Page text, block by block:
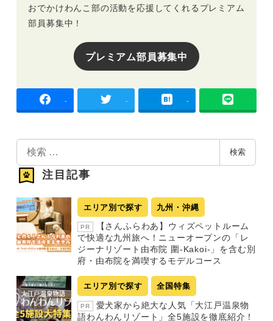
おでかけわんこ部の活動を応援してくれるプレミアム
部員募集中！
プレミアム部員募集中
- - -
検
索
検索
注目記事
エリア別で探す 九州・沖縄
PR
【さんふらわあ】ウィズペットルーム
で快適な九州旅へ！ニューオープンの「レ
ジーナリゾート由布院 圍-Kakoi-」を含む別
府・由布院を満喫するモデルコース
エリア別で探す 全国特集
PR
愛犬家から絶大な人気「大江戸温泉物
語わんわんリゾート」全5施設を徹底紹介！